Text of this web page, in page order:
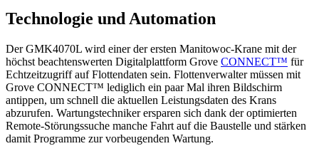
Technologie und Automation
Der GMK4070L wird einer der ersten Manitowoc-Krane mit der
höchst beachtenswerten Digitalplattform Grove CONNECT™ für
Echtzeitzugriff auf Flottendaten sein. Flottenverwalter müssen mit
Grove CONNECT™ lediglich ein paar Mal ihren Bildschirm
antippen, um schnell die aktuellen Leistungsdaten des Krans
abzurufen. Wartungstechniker ersparen sich dank der optimierten
Remote-Störungssuche manche Fahrt auf die Baustelle und stärken
damit Programme zur vorbeugenden Wartung.